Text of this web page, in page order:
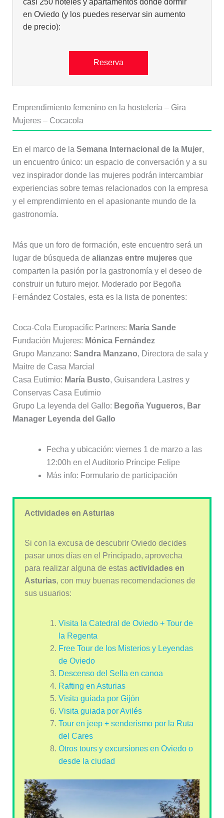
en Oviedo (y los puedes reservar sin aumento
de precio):
Reserva
Emprendimiento femenino en la hostelería – Gira
Mujeres – Cocacola
En el marco de la Semana Internacional de la Mujer,
un encuentro único: un espacio de conversación y a su
vez inspirador donde las mujeres podrán intercambiar
experiencias sobre temas relacionados con la empresa
y el emprendimiento en el apasionante mundo de la
gastronomía.
Más que un foro de formación, este encuentro será un
lugar de búsqueda de alianzas entre mujeresque
comparten la pasión por la gastronomía y el deseo de
construir un futuro mejor. Moderado por Begoña
Fernández Costales, esta es la lista de ponentes:
Coca-Cola Europacific Partners: María Sande
Fundación Mujeres: Mónica Fernández
Grupo Manzano: Sandra Manzano, Directora de sala y
Maitre de Casa Marcial
Casa Eutimio: María Busto, Guisandera Lastres y
Conservas Casa Eutimio
Grupo La leyenda del Gallo: Begoña Yugueros, Bar
Manager Leyenda del Gallo
Fecha y ubicación: viernes 1 de marzo a las
12:00h en el Auditorio Príncipe Felipe
Más info: Formulario de participación
Actividades en Asturias
Si con la excusa de descubrir Oviedo decides
pasar unos días en el Principado, aprovecha
para realizar alguna de estas actividades en
Asturias, con muy buenas recomendaciones de
sus usuarios:
Visita la Catedral de Oviedo + Tour de
la Regenta
Free Tour de los Misterios y Leyendas
de Oviedo
Descenso del Sella en canoa
Rafting en Asturias
Visita guiada por Gijón
Visita guiada por Avilés
Tour en jeep + senderismo por la Ruta
del Cares
Otros tours y excursiones en Oviedo o
desde la ciudad